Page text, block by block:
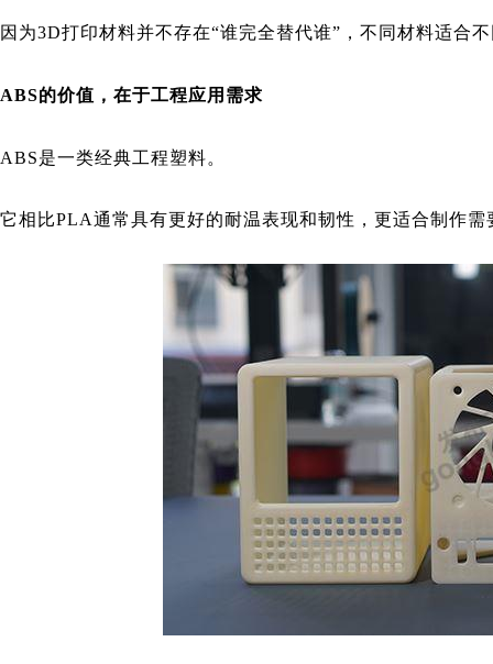
因为3D打印材料并不存在“谁完全替代谁”，不同材料适合
ABS的价值，在于工程应用需求
ABS是一类经典工程塑料。
它相比PLA通常具有更好的耐温表现和韧性，更适合制作